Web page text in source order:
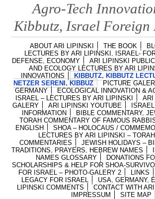
Agro-Tech
Kibbutz, Israel Foreign
ABOUT ARI LIPINSKI THE BOOK
LECTURES BY ARI LIPINSKI, ISRAEL-
DEFENSE, ECONOMY
ARI LIPINSKI
AND ECOLOGY LECTURES BY ARI
INNOVATIONS
KIBBUTZ, KIBBUTZ
NETZER SERENI, KIBBUZ
PICTURE
GERMANY
ECOLOGICAL INNOVATION &
ISRAEL – LECTURES BY ARI LIPINSKI
ARI
GALERY
ARI LIPINSKI YOUTUBE
INFORMATION
BIBLE COMMENTARY,
TORAH COMMENTARY OF FAMOUS
ENGLISH
SHOA – HOLOCAUS /
LECTURES BY ARI LIPINSKI –
COMMENTARIES
JEWISH HOLIDAYS –
TRADITIONS, PRAYERS, HEBREW NAMES
NAMES GLOSSARY
DONATIONS
SCHOLARSHIPS & HELP FOR SHOA-
FOR ISRAEL – PHOTO-GALERY 2
LINKS
LEGACY FOR ISRAEL
USA, GERMANY,
LIPINSKI COMMENTS
CONTACT WITH
IMPRESSUM
SITE MAP